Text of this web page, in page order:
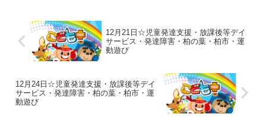
12月21日☆児童発達支援・放課後等デイ
サービス・発達障害・柏の葉・柏市・運
動遊び
12月24日☆児童発達支援・放課後等デイ
サービス・発達障害・柏の葉・柏市・運
動遊び